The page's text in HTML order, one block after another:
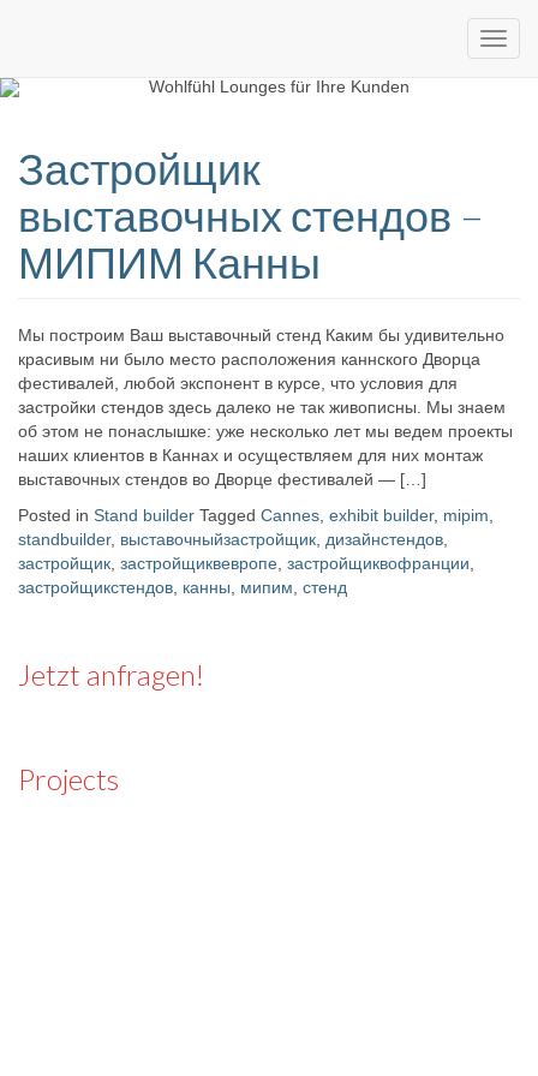
expo24seven
eventware
Застройщик
выставочных стендов –
МИПИМ Канны
Мы построим Ваш выставочный стенд Каким бы удивительно
красивым ни было место расположения каннского Дворца
фестивалей, любой экспонент в курсе, что условия для
застройки стендов здесь далеко не так живописны. Мы знаем
об этом не понаслышке: уже несколько лет мы ведем проекты
наших клиентов в Каннах и осуществляем для них монтаж
выставочных стендов во Дворце фестивалей — […]
Posted in Stand builder Tagged Cannes exhibit builder, mipim
standbuilder, выставочныйзастройщик дизайнстендов
застройщик застройщиквевропе застройщиквофранции
застройщикстендов канны мипим стенд
Jetzt anfragen!
Projects